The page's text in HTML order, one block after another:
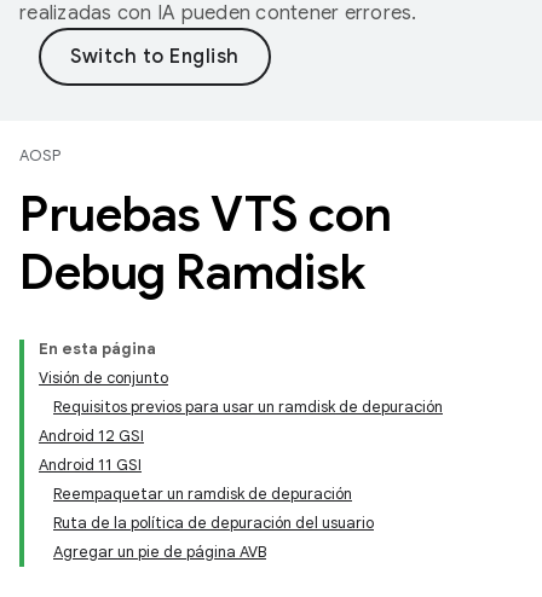
realizadas con IA pueden contener errores.
AOSP
Pruebas VTS con
Debug Ramdisk
En esta página
Visión de conjunto
Requisitos previos para usar un ramdisk de depuración
Android 12 GSI
Android 11 GSI
Reempaquetar un ramdisk de depuración
Ruta de la política de depuración del usuario
Agregar un pie de página AVB